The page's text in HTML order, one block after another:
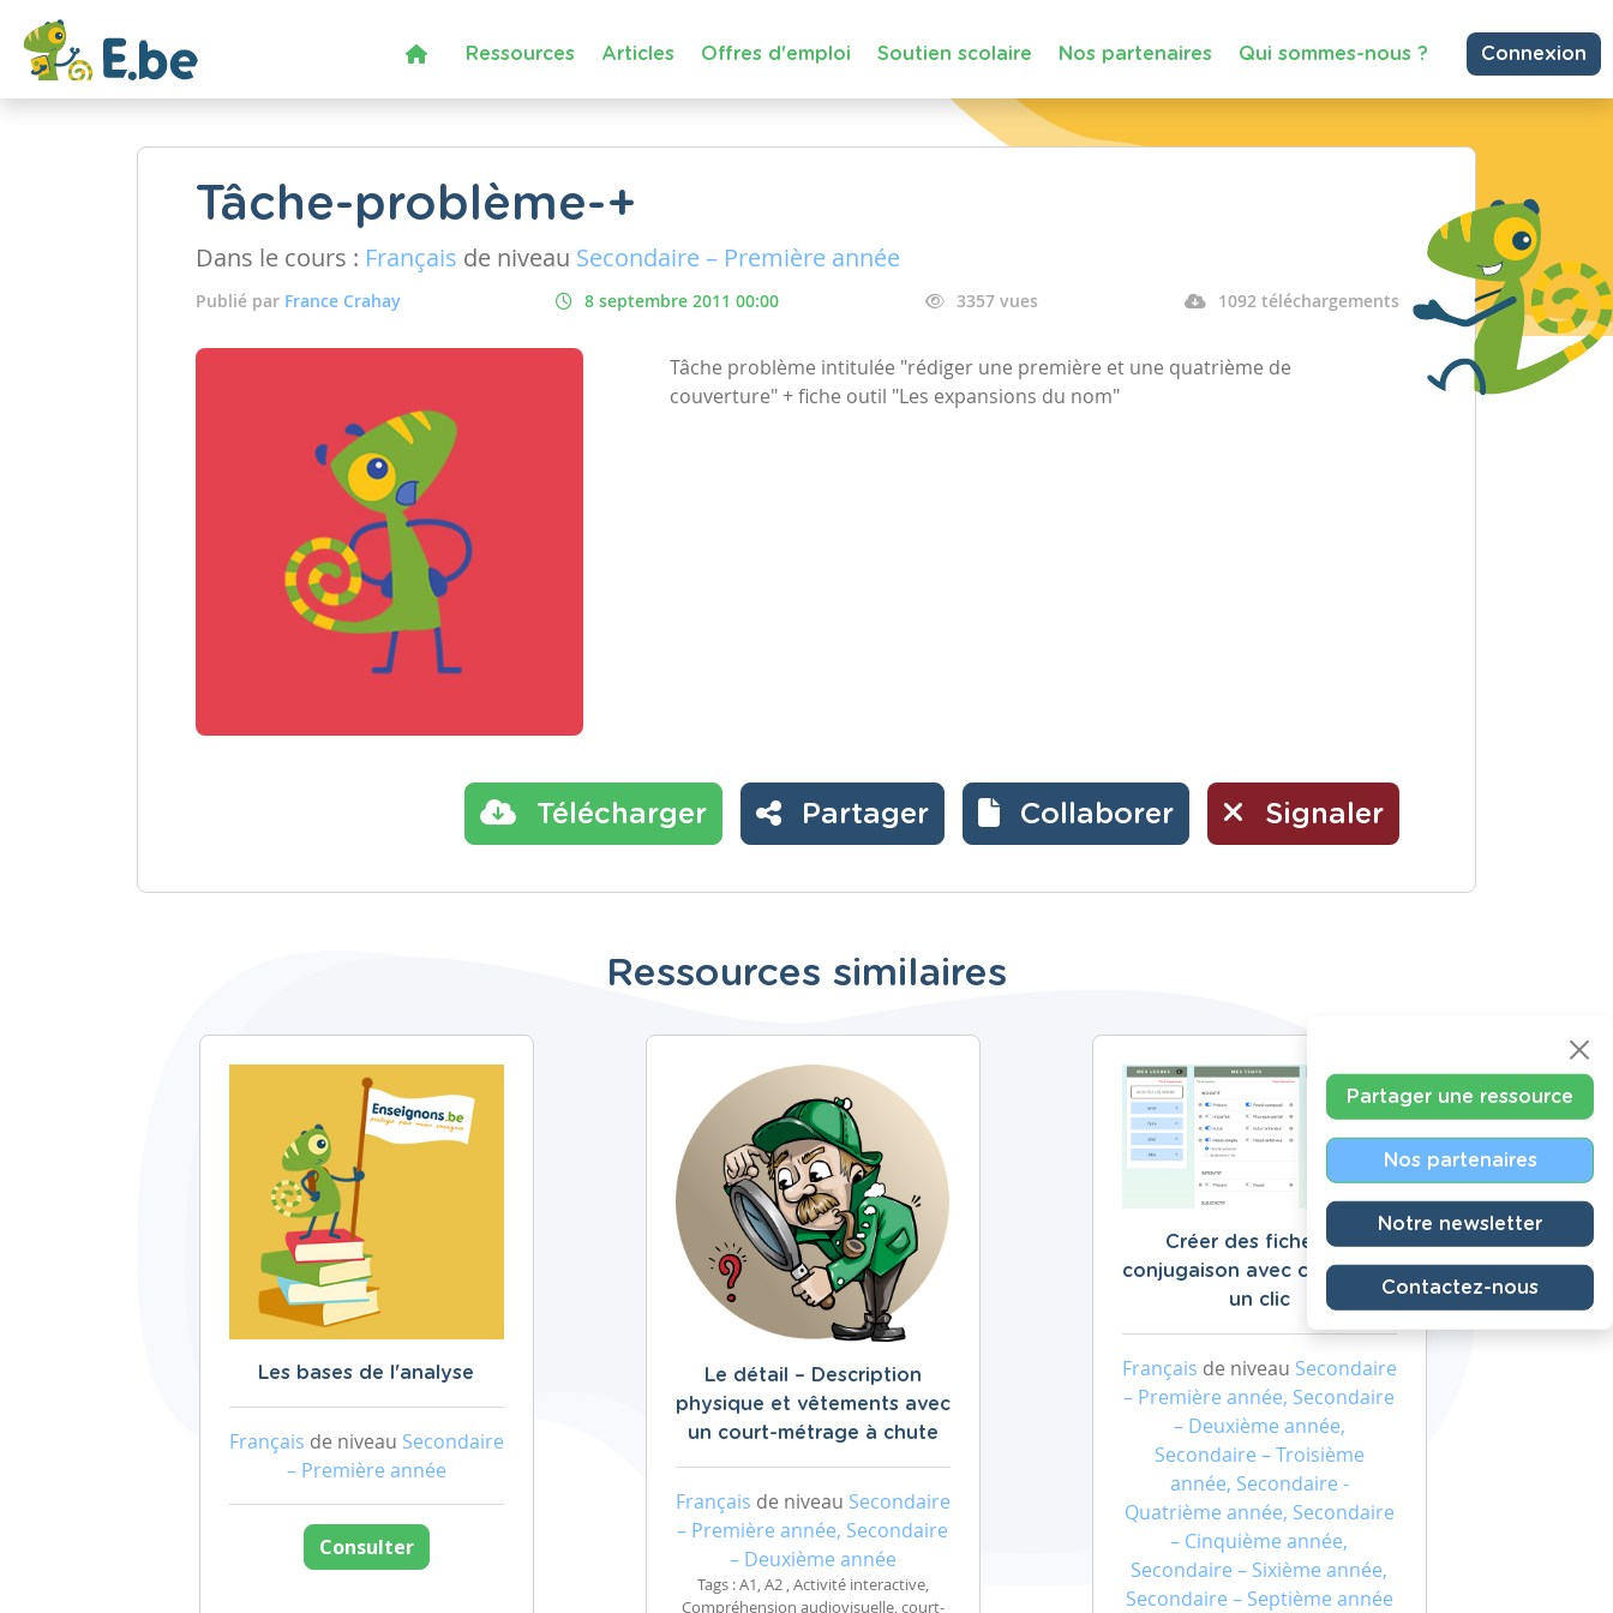
Ressources Articles Offres d'emploi Soutien scolaire Nos partenaires Qui sommes-nous ? Connexion
Tâche-problème-+
Dans le cours : Français de niveau Secondaire – Première année
Publié par France Crahay 8 septembre 2011 00:00 3357 vues 1092 téléchargements
Tâche problème intitulée "rédiger une première et une quatrième de
couverture" + fiche outil "Les expansions du nom"
Télécharger Partager Collaborer Signaler
Ressources similaires
Les bases de l'analyse
Français de niveau Secondaire
– Première année
Consulter
Le détail – Description
physique et vêtements avec
un court-métrage à chute
Français de niveau Secondaire
– Première année, Secondaire
– Deuxième année
Tags : A1, A2 , Activité interactive,
Compréhension audiovisuelle, court-
Créer des fiches de
conjugaison avec corrigé en
un clic
Français de niveau Secondaire
– Première année, Secondaire
– Deuxième année,
Secondaire – Troisième
année, Secondaire -
Quatrième année, Secondaire
– Cinquième année,
Secondaire – Sixième année,
Secondaire – Septième année
Partager une ressource
Nos partenaires
Notre newsletter
Contactez-nous